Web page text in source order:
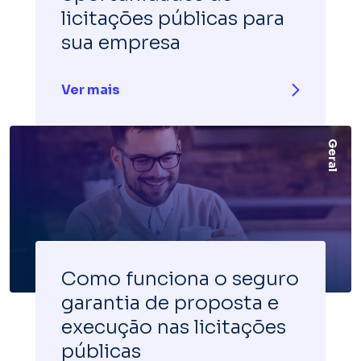
licitações públicas para
sua empresa
Ver mais
Geral
Como funciona o seguro
garantia de proposta e
execução nas licitações
públicas